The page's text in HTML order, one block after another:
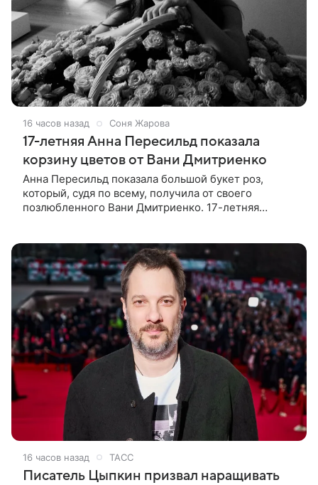
16 часов назад Соня Жарова
17-летняя Анна Пересильд показала
корзину цветов от Вани Дмитриенко
Анна Пересильд показала большой букет роз,
который, судя по всему, получилa от своего
позлюбленного Вани Дмитриенко. 17-летняя
16 часов назад ТАСС
Писатель Цыпкин призвал наращивать